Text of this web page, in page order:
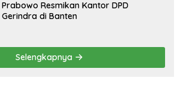
Prabowo Resmikan Kantor DPD
Gerindra di Banten
Selengkapnya